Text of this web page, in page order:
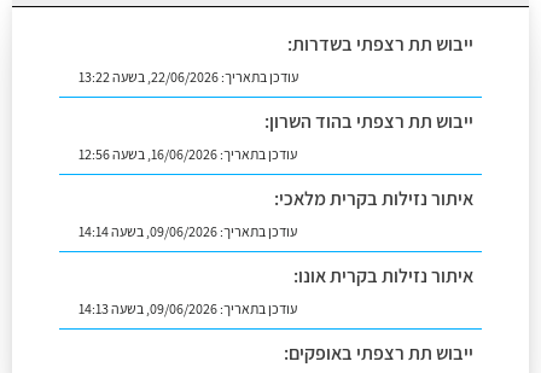
ייבוש תת רצפתי בשדרות:
עודכן בתאריך:22/06/2026, בשעה 13:22
ייבוש תת רצפתי בהוד השרון:
עודכן בתאריך:16/06/2026, בשעה 12:56
איתור נזילות בקרית מלאכי:
עודכן בתאריך:09/06/2026, בשעה 14:14
איתור נזילות בקרית אונו:
עודכן בתאריך:09/06/2026, בשעה 14:13
ייבוש תת רצפתי באופקים: